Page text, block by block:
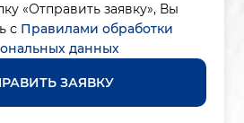
«Отправить заявку», Вы
с Правилами обработки
данных
ЗАЯВКУ